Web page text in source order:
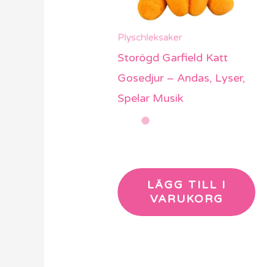
Plyschleksaker
Storögd Garfield Katt
Gosedjur – Andas, Lyser,
Spelar Musik
LÄGG TILL I
VARUKORG